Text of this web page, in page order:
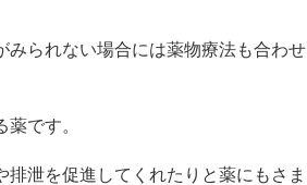
られない場合には薬物療法も合わせ
薬です。
泄を促進してくれたりと薬にもさま